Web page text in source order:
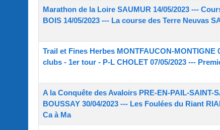
Marathon de la Loire SAUMUR 14/05/2023 ---
BOIS 14/05/2023 --- La course des Terre Neuvas
Trail et Fines Herbes MONTFAUCON-
clubs - 1er tour - P-L CHOLET 07/05/2023 ---
A la Conquête des Avaloirs PRE-EN-PAIL-SAINT-
BOUSSAY 30/04/2023 --- Les Foulées du Riant
Ca à Ma